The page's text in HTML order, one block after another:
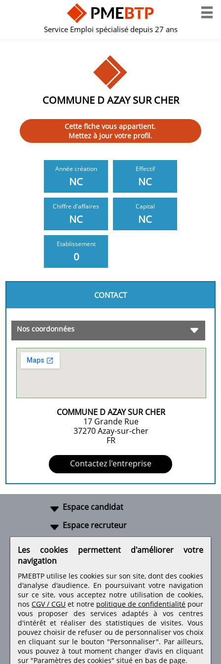
Service Emploi spécialisé depuis 27 ans
COMMUNE D AZAY SUR CHER
Cette fiche vous appartient.
Mettez à jour votre profil.
Année création
NC
Effectif
NC
Chiffre d'affaires
NC
Capital
NC
Etablissement
0
CONTACT
Nos coordonnées
COMMUNE D AZAY SUR CHER
17 Grande Rue
37270Azay-sur-cher
FR
Contactez l'entreprise
Espace candidat
Espace recruteur
Retrouvez-nous sur les réseaux sociaux
Les cookies permettent d'améliorer votre
navigation
PMEBTP utilise les cookies sur son site, dont des cookies
d'analyse d'audience. En poursuivant votre navigation
sur ce site, vous acceptez notre utilisation de cookies,
nos CGV / CGU et notre politique de confidentialité pour
vous proposer des services adaptés à vos centres
d'intérêt et réaliser des statistiques de visites.Vous
pouvez choisir de refuser ou de personnaliser vos choix
en cliquant sur le bouton "Personnaliser". Par ailleurs,
vous pouvez à tout moment changer d'avis en cliquant
sur "Paramètres des cookies" situé en bas de page.